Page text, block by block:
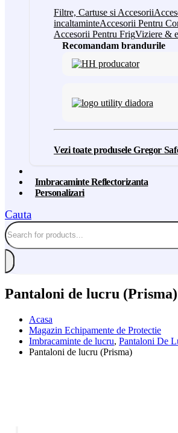
Filtre, Cartuse si Accesorii
incaltaminteAccesorii Pentru
Accesorii Pentru FrigViziere &
Recomandam brandurile
Vezi toate produsele Gregor
Imbracaminte Reflectorizanta
Personalizari
Cauta
Pantaloni de lucru (Prisma)
Acasa
Magazin Echipamente de Protectie
Imbracaminte de lucru, Pantaloni De
Pantaloni de lucru (Prisma)